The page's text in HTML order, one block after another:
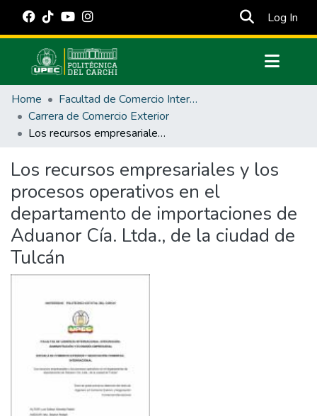
Log In
Communities & Collections
All of DSpace
Statistics
Estadísticas Externas
Manuales
Home
Facultad de Comercio Internacional, Integración, Administración y Economía Empresarial
Carrera de Comercio Exterior
Los recursos empresariales y los procesos operativos en el departamento de importaciones de Aduanor Cía. Ltda., de la ciudad de Tulcán
Los recursos empresariales y los
procesos operativos en el
departamento de importaciones de
Aduanor Cía. Ltda., de la ciudad de
Tulcán